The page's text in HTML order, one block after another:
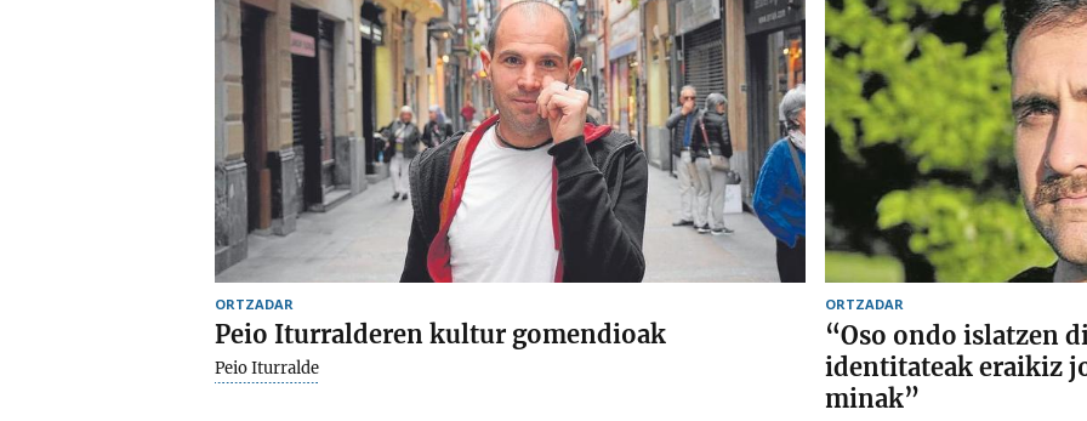
ORTZADAR
Peio Iturralderen kultur gomendioak
Peio Iturralde
ORTZADAR
“Oso ondo islatzen
identitateak eraikiz
minak”